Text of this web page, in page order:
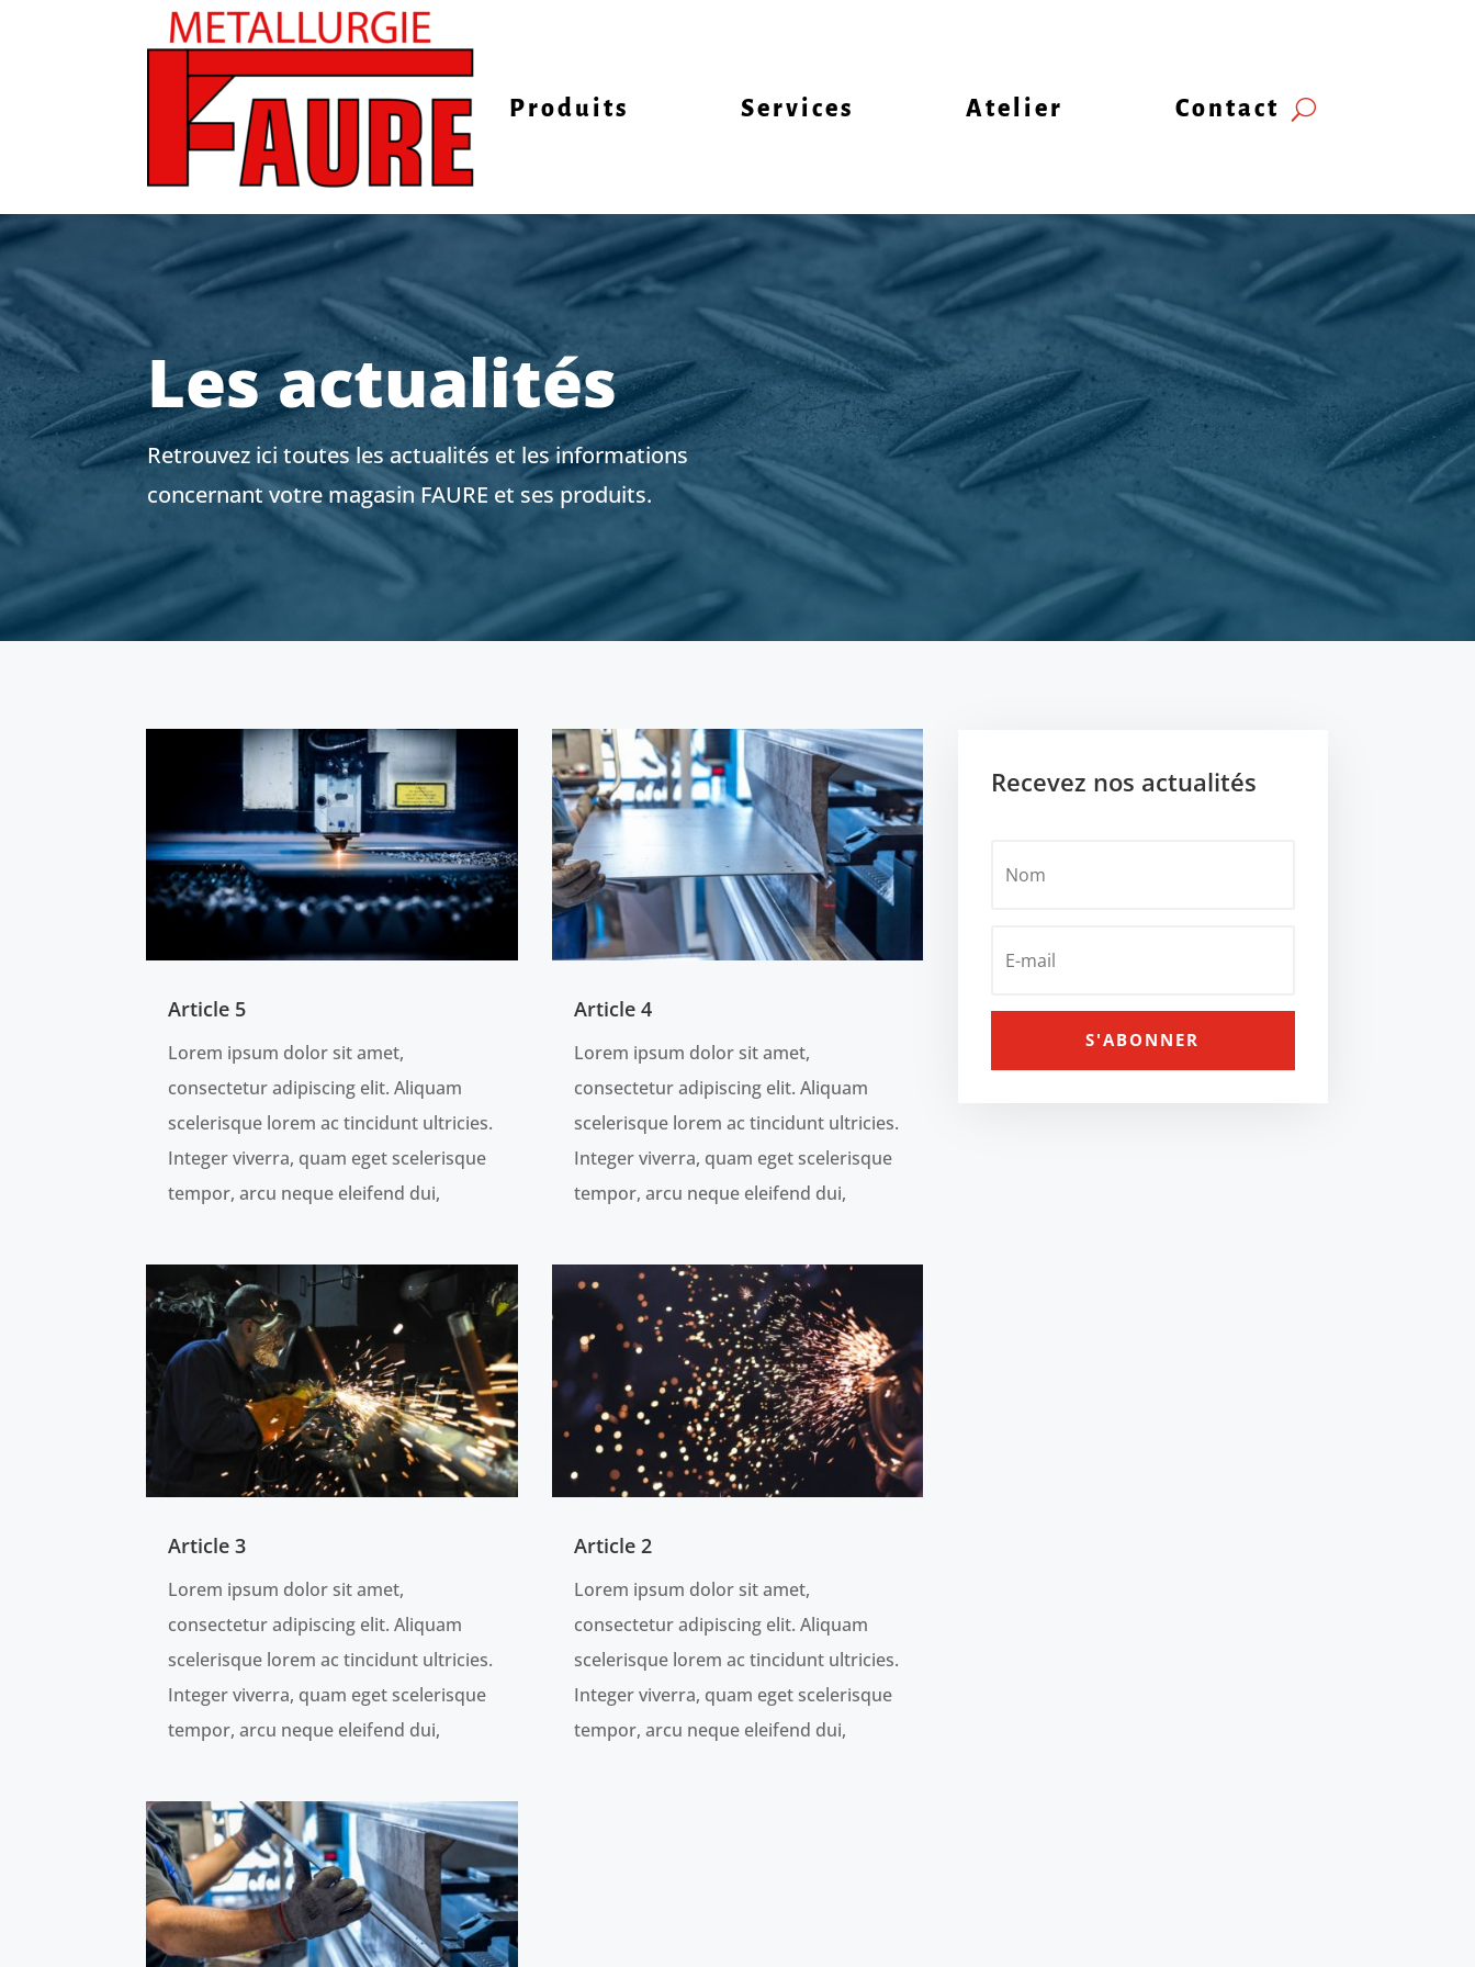
Produits Services Atelier Contact
Les actualités
Retrouvez ici toutes les actualités et les informations
concernant votre magasin FAURE et ses produits.
Article 5
Lorem ipsum dolor sit amet,
consectetur adipiscing elit. Aliquam
scelerisque lorem ac tincidunt ultricies.
Integer viverra, quam eget scelerisque
tempor, arcu neque eleifend dui,
Article 3
Lorem ipsum dolor sit amet,
consectetur adipiscing elit. Aliquam
scelerisque lorem ac tincidunt ultricies.
Integer viverra, quam eget scelerisque
tempor, arcu neque eleifend dui,
Article 4
Lorem ipsum dolor sit amet,
consectetur adipiscing elit. Aliquam
scelerisque lorem ac tincidunt ultricies.
Integer viverra, quam eget scelerisque
tempor, arcu neque eleifend dui,
Article 2
Lorem ipsum dolor sit amet,
consectetur adipiscing elit. Aliquam
scelerisque lorem ac tincidunt ultricies.
Integer viverra, quam eget scelerisque
tempor, arcu neque eleifend dui,
Recevez nos actualités
S'ABONNER